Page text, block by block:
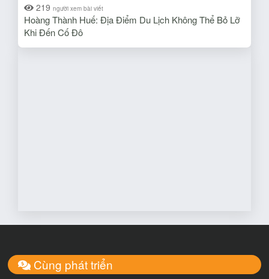
219 người xem bài viết
Hoàng Thành Huế: Địa Điểm Du Lịch Không Thể Bỏ Lỡ
Khi Đến Cố Đô
Cùng phát triển